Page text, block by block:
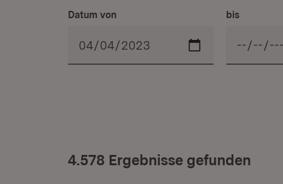
Datum von bis
4.578 Ergebnisse gefunden